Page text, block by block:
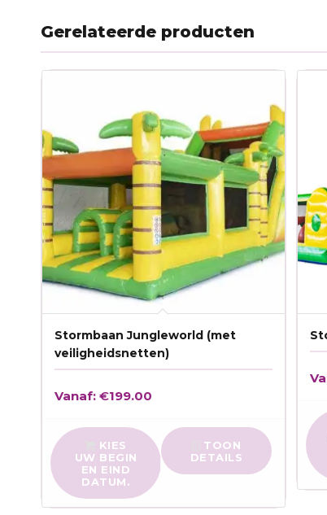
Gerelateerde producten
Stormbaan Jungleworld (met
veiligheidsnetten)
Vanaf: €199.00
KIES
UW BEGIN
EN EIND
DATUM.
TOON
DETAILS